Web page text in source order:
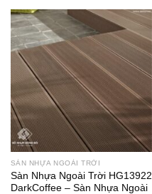
102,000₫.
SÀN NHỰA NGOÀI TRỜI
Sàn Nhựa Ngoài Trời HG13922
DarkCoffee – Sàn Nhựa Ngoài